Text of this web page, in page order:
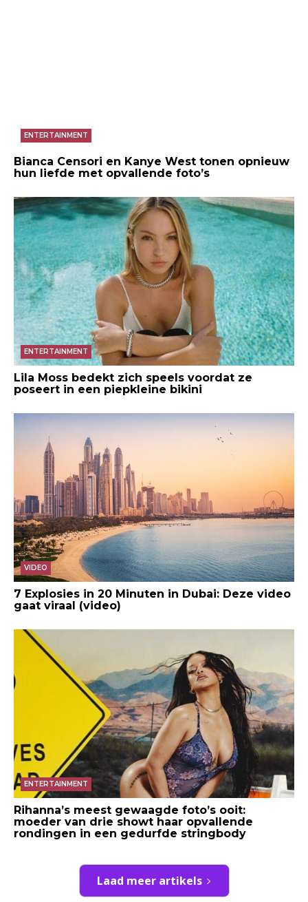
ENTERTAINMENT
Bianca Censori en Kanye West tonen opnieuw
hun liefde met opvallende foto’s
ENTERTAINMENT
Lila Moss bedekt zich speels voordat ze
poseert in een piepkleine bikini
VIDEO
7 Explosies in 20 Minuten in Dubai: Deze video
gaat viraal (video)
ENTERTAINMENT
Rihanna’s meest gewaagde foto’s ooit:
moeder van drie showt haar opvallende
rondingen in een gedurfde stringbody
Laad meer artikels